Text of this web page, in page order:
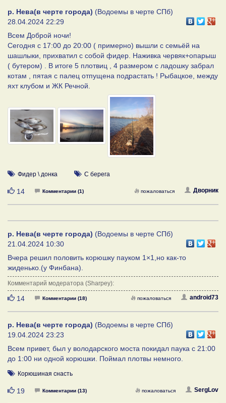
р. Нева(в черте города) (Водоемы в черте СПб)
28.04.2024 22:29
Всем Доброй ночи!
Сегодня с 17:00 до 20:00 ( примерно) вышли с семьёй на
шашлыки, прихватил с собой фидер. Наживка червяк+опарыш
( бутером) . В итоге 5 плотвиц , 4 размером с ладошку забрал
котам , пятая с палец отпущена подрастать ! Рыбацкое, между
яхт клубом и ЖК Речной.
Фидер \ донка С берега
Нравится
14 Комментарии (1) Дворник
пожаловаться
р. Нева(в черте города) (Водоемы в черте СПб)
21.04.2024 10:30
Вчера решил половить корюшку пауком 1×1,но как-то
жиденько.(у Финбана).
Комментарий модератора (Sharpey):
Нравится
14 Комментарии (18) android73
пожаловаться
р. Нева(в черте города) (Водоемы в черте СПб)
19.04.2024 23:23
Всем привет, был у володарского моста покидал паука с 21:00
до 1:00 ни одной корюшки. Поймал плотвы немного.
Корюшиная снасть
Нравится
19 Комментарии (13) SergLov
пожаловаться